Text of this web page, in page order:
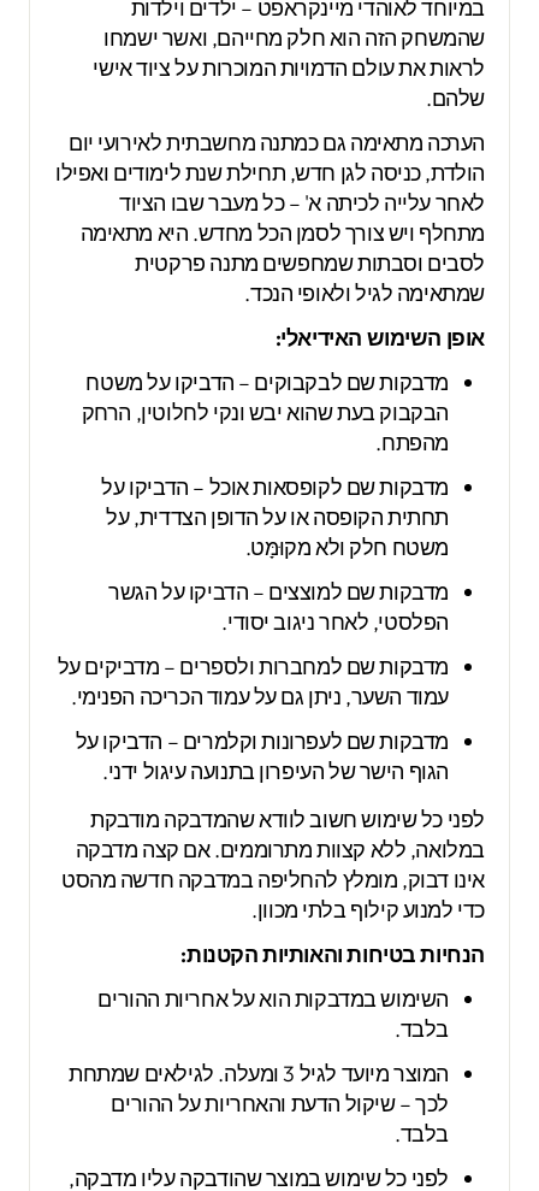
במיוחד לאוהדי מיינקראפט – ילדים וילדות
שהמשחק הזה הוא חלק מחייהם, ואשר ישמחו
לראות את עולם הדמויות המוכרות על ציוד אישי
שלהם.
הערכה מתאימה גם כמתנה מחשבתית לאירועי יום
הולדת, כניסה לגן חדש, תחילת שנת לימודים ואפילו
לאחר עלייה לכיתה א' – כל מעבר שבו הציוד
מתחלף ויש צורך לסמן הכל מחדש. היא מתאימה
לסבים וסבתות שמחפשים מתנה פרקטית
שמתאימה לגיל ולאופי הנכד.
אופן השימוש האידיאלי:
מדבקות שם לבקבוקים – הדביקו על משטח
הבקבוק בעת שהוא יבש ונקי לחלוטין, הרחק
מהפתח.
מדבקות שם לקופסאות אוכל – הדביקו על
תחתית הקופסה או על הדופן הצדדית, על
משטח חלק ולא מקוּמָּט.
מדבקות שם למוצצים – הדביקו על הגשר
הפלסטי, לאחר ניגוב יסודי.
מדבקות שם למחברות ולספרים – מדביקים על
עמוד השער, ניתן גם על עמוד הכריכה הפנימי.
מדבקות שם לעפרונות וקלמרים – הדביקו על
הגוף הישר של העיפרון בתנועה עיגול ידני.
לפני כל שימוש חשוב לוודא שהמדבקה מודבקת
במלואה, ללא קצוות מתרוממים. אם קצה מדבקה
אינו דבוק, מומלץ להחליפה במדבקה חדשה מהסט
כדי למנוע קילוף בלתי מכוון.
הנחיות בטיחות והאותיות הקטנות:
השימוש במדבקות הוא על אחריות ההורים
בלבד.
המוצר מיועד לגיל 3 ומעלה. לגילאים שמתחת
לכך – שיקול הדעת והאחריות על ההורים
בלבד.
לפני כל שימוש במוצר שהודבקה עליו מדבקה,